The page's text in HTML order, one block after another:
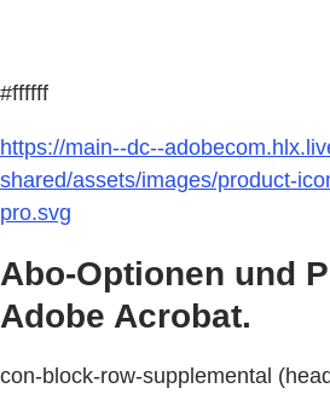
#ffffff
https://main--dc--
shared/assets/images/product-
pro.svg
Abo-Optionen und
Adobe Acrobat.
con-block-row-supplemental